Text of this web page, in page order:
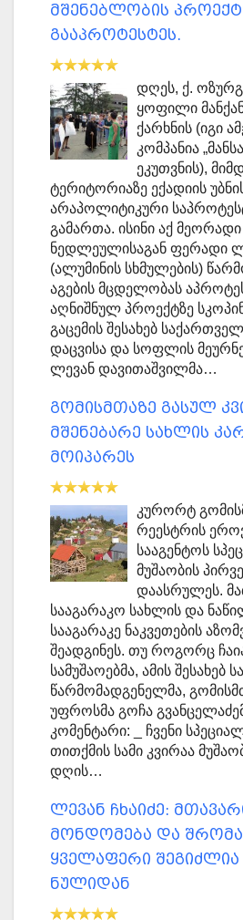
მშენებლობის
გააპროტესტეს.
დღეს, ქ.
ყოფილი
ქარხნის (იგი
კომპანია
ეკუთვნის),
ტერიტორიაზე ექადიის
არაპოლიტიკური
გამართა. ისინი აქ მეორადი
ნედლეულისაგან ფერადი
(ალუმინის სხმულების)
აგების მცდელობას
აღნიშნულ პროექტზე
გაცემის შესახებ
დაცვისა და სოფლის
ლევან დავითაშვილმა…
გომისმთაზე გასულ
მშენებარე სახლის
მოიპარეს
კურორტ
რეესტრის
სააგენტოს
მუშაობის
დაასრულეს.
სააგარაკო სახლის და
სააგარაკე ნაკვეთების
შეადგინეს. თუ როგორც
სამუშაოებმა, ამის შესახებ
წარმომადგენელმა,
უფროსმა გოჩა
კომენტარი: _ ჩვენი
თითქმის სამი კვირაა
დღის…
ლევან ჩხაიძე:
მონდომება და
ყველაფერი
ნულიდან